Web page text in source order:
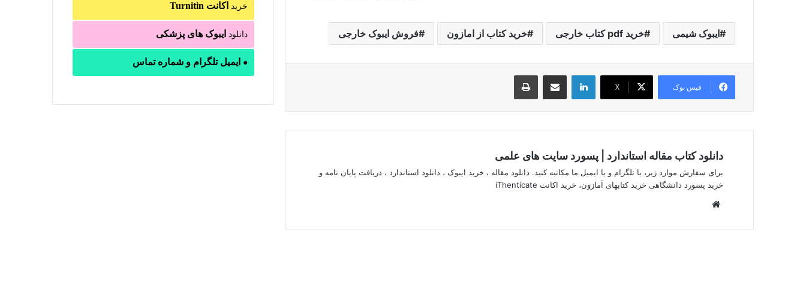
ایبوک شیمی خرید pdf کتاب خارجی خرید کتاب از امازون فروش ایبوک خارجی
فیس بوک X
لینکدین اشتراک گذاری از طریق ایمیل چاپ
دانلود کتاب مقاله استاندارد | پسورد سایت های علمی
برای سفارش موارد زیر، با تلگرام و یا ایمیل ما مکاتبه کنید. دانلود مقاله ، خرید ایبوک ، دانلود استاندارد ، دریافت پایان نامه و
خرید پسورد دانشگاهی خرید کتابهای آمازون، خرید اکانت iThenticate
خرید اکانت Turnitin
دانلود ایبوک های پزشکی
● ایمیل تلگرام و شماره تماس